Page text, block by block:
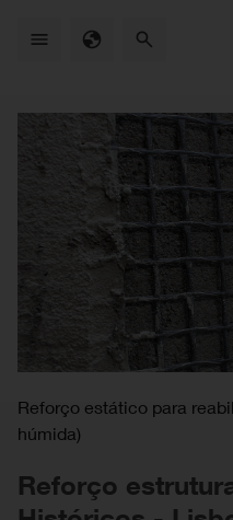
Reforço estático para
húmida)
Reforço